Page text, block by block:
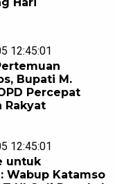
12:45:01
Bupati M.
Percepat
Rakyat
12:45:01
untuk
Wabup Katamso